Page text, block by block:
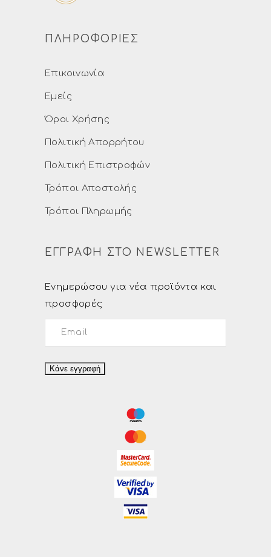
ΠΛΗΡΟΦΟΡΙΕΣ
Επικοινωνία
Εμείς
Όροι Χρήσης
Πολιτική Απορρήτου
Πολιτική Επιστροφών
Τρόποι Αποστολής
Τρόποι Πληρωμής
ΕΓΓΡΑΦΗ ΣΤΟ NEWSLETTER
Ενημερώσου για νέα προϊόντα και
προσφορές